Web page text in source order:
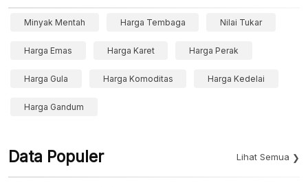
Minyak Mentah Harga Tembaga Nilai Tukar
Harga Emas Harga Karet Harga Perak
Harga Gula Harga Komoditas Harga Kedelai
Harga Gandum
Data Populer Lihat Semua